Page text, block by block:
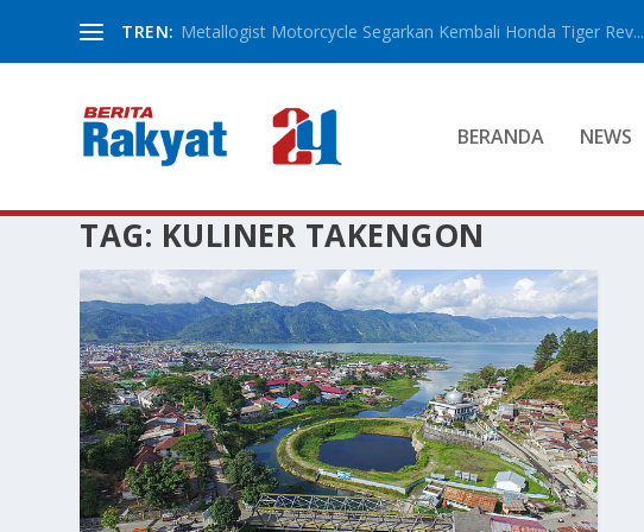
TREN: Metallogist Motorcycle Segarkan Kembali Honda Tiger Rev...
BERANDA NEWS
TAG: KULINER TAKENGON